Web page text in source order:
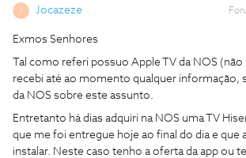
J Jocazeze
Exmos Senhores
Tal como referi possuo Apple TV da NOS (não
recebi até ao momento qualquer informação,
da NOS sobre este assunto.
Entretanto há dias adquiri na NOS uma TV
que me foi entregue hoje ao final do dia e que
instalar. Neste caso tenho a oferta da app ou